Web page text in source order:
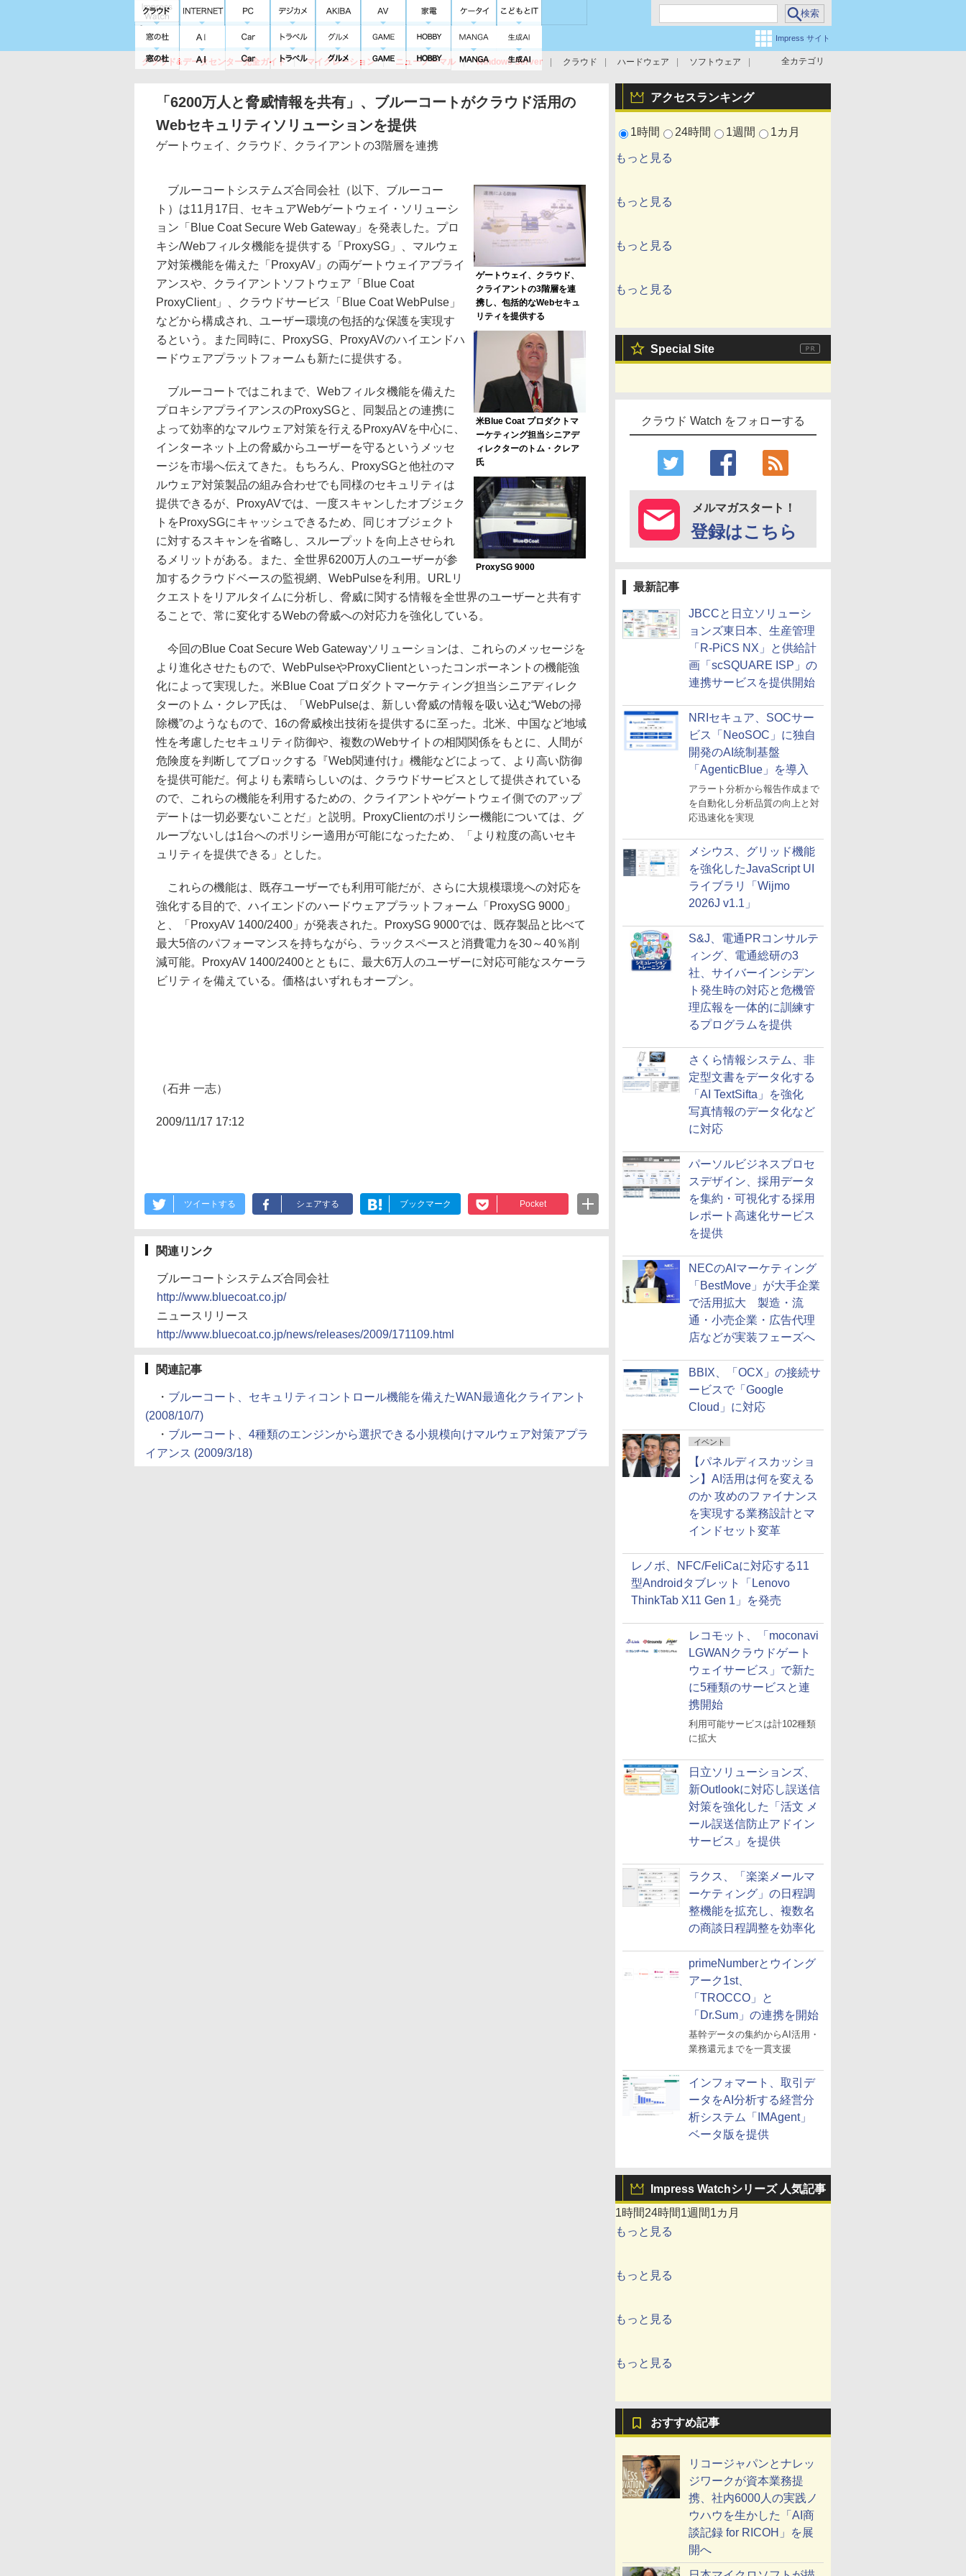
Impress サイト
全カテゴリ
クラウド&データセンター完全ガイド マイグレーション ニューノーマル Windows Server クラウド ハードウェア
ソフトウェア
スイッチ
ルータ 導入事例 イベント アクセスランキング
1時間 24時間 1週間 1カ月
もっと見る
もっと見る
もっと見る
もっと見る
Special Site
クラウド Watch をフォローする
メルマガスタート！
登録はこちら
最新記事
JBCCと日立ソリューシ
ョンズ東日本、生産管理
「R-PiCS NX」と供給計
画「scSQUARE ISP」の
連携サービスを提供開始
NRIセキュア、SOCサー
ビス「NeoSOC」に独自
開発のAI統制基盤
「AgenticBlue」を導入
アラート分析から報告作成まで
を自動化し分析品質の向上と対
応迅速化を実現
メシウス、グリッド機能
を強化したJavaScript UI
ライブラリ「Wijmo
2026J v1.1」
S&J、電通PRコンサルテ
ィング、電通総研の3
社、サイバーインシデン
ト発生時の対応と危機管
理広報を一体的に訓練す
るプログラムを提供
さくら情報システム、非
定型文書をデータ化する
「AI TextSifta」を強化
写真情報のデータ化など
に対応
パーソルビジネスプロセ
スデザイン、採用データ
を集約・可視化する採用
レポート高速化サービス
を提供
NECのAIマーケティング
「BestMove」が大手企業
で活用拡大 製造・流
通・小売企業・広告代理
店などが実装フェーズへ
BBIX、「OCX」の接続サ
ービスで「Google
Cloud」に対応
イベント
【パネルディスカッショ
ン】AI活用は何を変える
のか 攻めのファイナンス
を実現する業務設計とマ
インドセット変革
レノボ、NFC/FeliCaに対応する11
型Androidタブレット「Lenovo
ThinkTab X11 Gen 1」を発売
レコモット、「moconavi
LGWANクラウドゲート
ウェイサービス」で新た
に5種類のサービスと連
携開始
利用可能サービスは計102種類
に拡大
日立ソリューションズ、
新Outlookに対応し誤送信
対策を強化した「活文 メ
ール誤送信防止アドイン
サービス」を提供
ラクス、「楽楽メールマ
ーケティング」の日程調
整機能を拡充し、複数名
の商談日程調整を効率化
primeNumberとウイング
アーク1st、
「TROCCO」と
「Dr.Sum」の連携を開始
基幹データの集約からAI活用・
業務還元までを一貫支援
インフォマート、取引デ
ータをAI分析する経営分
析システム「IMAgent」
ベータ版を提供
Impress Watchシリーズ 人気記事
1時間24時間1週間1カ月
もっと見る
もっと見る
もっと見る
もっと見る
おすすめ記事
リコージャパンとナレッ
ジワークが資本業務提
携、社内6000人の実践ノ
ウハウを生かした「AI商
談記録 for RICOH」を展
開へ
「6200万人と脅威情報を共有」、ブルーコートがクラウド活用の
Webセキュリティソリューションを提供
ゲートウェイ、クラウド、クライアントの3階層を連携
ゲートウェイ、クラウド、
クライアントの3階層を連
携し、包括的なWebセキュ
リティを提供する
米Blue Coat プロダクトマ
ーケティング担当シニアデ
ィレクターのトム・クレア
氏
ProxySG 9000
ブルーコートシステムズ合同会社（以下、ブルーコー
ト）は11月17日、セキュアWebゲートウェイ・ソリューシ
ョン「Blue Coat Secure Web Gateway」を発表した。プロ
キシ/Webフィルタ機能を提供する「ProxySG」、マルウェ
ア対策機能を備えた「ProxyAV」の両ゲートウェイアプライ
アンスや、クライアントソフトウェア「Blue Coat
ProxyClient」、クラウドサービス「Blue Coat WebPulse」
などから構成され、ユーザー環境の包括的な保護を実現す
るという。また同時に、ProxySG、ProxyAVのハイエンドハ
ードウェアプラットフォームも新たに提供する。
ブルーコートではこれまで、Webフィルタ機能を備えた
プロキシアプライアンスのProxySGと、同製品との連携に
よって効率的なマルウェア対策を行えるProxyAVを中心に、
インターネット上の脅威からユーザーを守るというメッセ
ージを市場へ伝えてきた。もちろん、ProxySGと他社のマ
ルウェア対策製品の組み合わせでも同様のセキュリティは
提供できるが、ProxyAVでは、一度スキャンしたオブジェク
トをProxySGにキャッシュできるため、同じオブジェクト
に対するスキャンを省略し、スループットを向上させられ
るメリットがある。また、全世界6200万人のユーザーが参
加するクラウドベースの監視網、WebPulseを利用。URLリ
クエストをリアルタイムに分析し、脅威に関する情報を全世界のユーザーと共有す
ることで、常に変化するWebの脅威への対応力を強化している。
今回のBlue Coat Secure Web Gatewayソリューションは、これらのメッセージを
より進化させたもので、WebPulseやProxyClientといったコンポーネントの機能強
化によって実現した。米Blue Coat プロダクトマーケティング担当シニアディレク
ターのトム・クレア氏は、「WebPulseは、新しい脅威の情報を吸い込む“Webの掃
除機”のようなもので、16の脅威検出技術を提供するに至った。北米、中国など地域
性を考慮したセキュリティ防御や、複数のWebサイトの相関関係をもとに、人間が
危険度を判断してブロックする『Web関連付け』機能などによって、より高い防御
を提供可能だ。何よりも素晴らしいのは、クラウドサービスとして提供されている
ので、これらの機能を利用するための、クライアントやゲートウェイ側でのアップ
デートは一切必要ないことだ」と説明。ProxyClientのポリシー機能については、グ
ループないしは1台へのポリシー適用が可能になったため、「より粒度の高いセキ
ュリティを提供できる」とした。
これらの機能は、既存ユーザーでも利用可能だが、さらに大規模環境への対応を
強化する目的で、ハイエンドのハードウェアプラットフォーム「ProxySG 9000」
と、「ProxyAV 1400/2400」が発表された。ProxySG 9000では、既存製品と比べて
最大5倍のパフォーマンスを持ちながら、ラックスペースと消費電力を30～40％削
減可能。ProxyAV 1400/2400とともに、最大6万人のユーザーに対応可能なスケーラ
ビリティを備えている。価格はいずれもオープン。
（石井 一志）
2009/11/17 17:12
ツイートする シェアする ブックマーク Pocket
関連リンク
ブルーコートシステムズ合同会社
http://www.bluecoat.co.jp/
ニュースリリース
http://www.bluecoat.co.jp/news/releases/2009/171109.html
関連記事
・ ブルーコート、セキュリティコントロール機能を備えたWAN最適化クライアント
(2008/10/7)
・ ブルーコート、4種類のエンジンから選択できる小規模向けマルウェア対策アプラ
イアンス (2009/3/18)